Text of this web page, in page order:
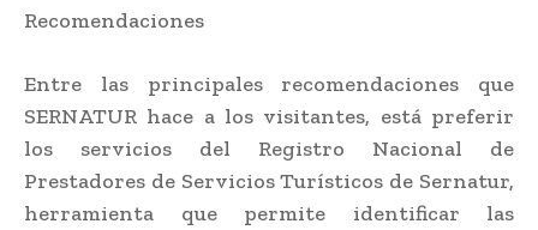
Recomendaciones
Entre las principales recomendaciones que
SERNATUR hace a los visitantes, está preferir
los servicios del Registro Nacional de
Prestadores de Servicios Turísticos de Sernatur,
herramienta que permite identificar las